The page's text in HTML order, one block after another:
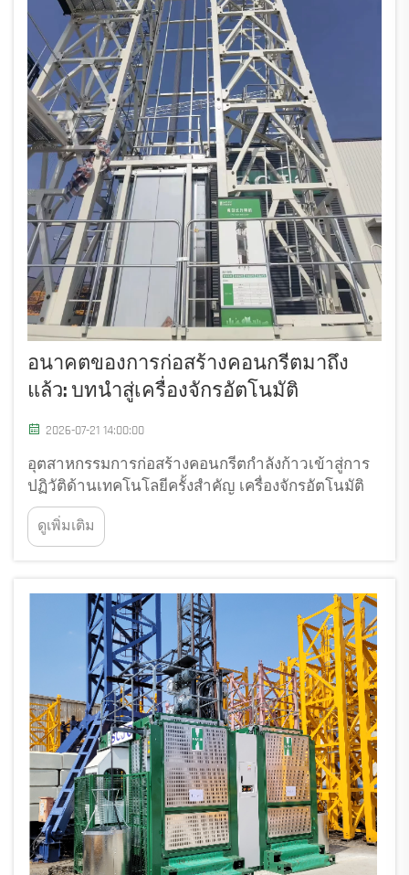
อนาคตของการก่อสร้างคอนกรีตมาถึง
แล้ว: บทนำสู่เครื่องจักรอัตโนมัติ
2026-07-21 14:00:00
อุตสาหกรรมการก่อสร้างคอนกรีตกำลังก้าวเข้าสู่การ
ปฏิวัติด้านเทคโนโลยีครั้งสำคัญ เครื่องจักรอัตโนมัติ
สำหรับงานก่อสร้างคอนกรีตคือจุดบรรจบของหุ่นยนต์
ขั้นสูง ปัญญาประดิษฐ์ และวิศวกรรมความแม่นยำ ซึ่ง
กำลังเปลี่ยนแปลงพื้นฐานของภาคอุตสาหกรรม...
ดูเพิ่มเติม